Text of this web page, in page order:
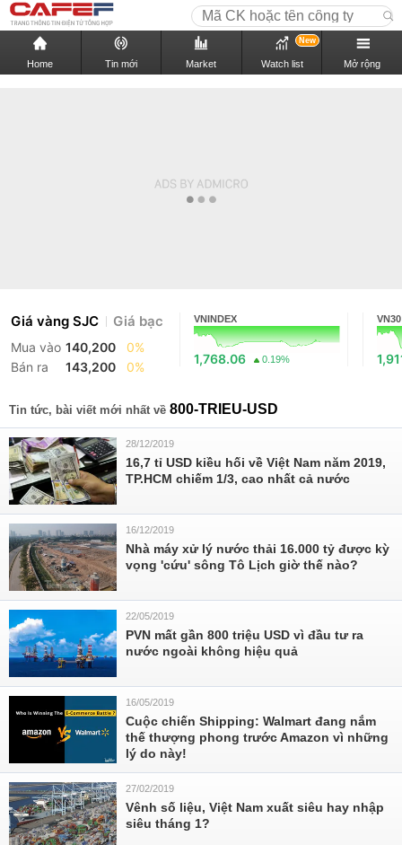
Home Tin mới Market Watch list
New
Mở rộng
Giá vàng SJC Giá bạc
Mua vào 140,200
0%
Bán ra
143,200 0%
VNINDEX
1,768.06 0.19%
VN30
Tin tức, bài viết mới nhất về 800-TRIEU-USD
28/12/2019
16,7 tỉ USD kiều hối về Việt Nam năm 2019,
TP.HCM chiếm 1/3, cao nhất cả nước
16/12/2019
Nhà máy xử lý nước thải 16.000 tỷ được kỳ
vọng 'cứu' sông Tô Lịch giờ thế nào?
22/05/2019
PVN mất gần 800 triệu USD vì đầu tư ra
nước ngoài không hiệu quả
16/05/2019
Cuộc chiến Shipping: Walmart đang nắm
thế thượng phong trước Amazon vì những
lý do này!
27/02/2019
Vênh số liệu, Việt Nam xuất siêu hay nhập
siêu tháng 1?